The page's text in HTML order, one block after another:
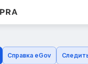
Справка eGov